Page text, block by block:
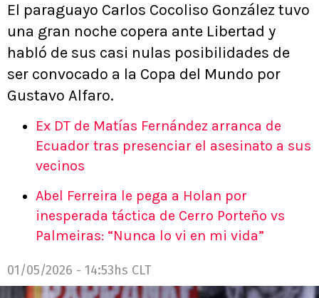
El paraguayo Carlos Cocoliso González tuvo
una gran noche copera ante Libertad y
habló de sus casi nulas posibilidades de
ser convocado a la Copa del Mundo por
Gustavo Alfaro.
Ex DT de Matías Fernández arranca de
Ecuador tras presenciar el asesinato a sus
vecinos
Abel Ferreira le pega a Holan por
inesperada táctica de Cerro Porteño vs
Palmeiras: “Nunca lo vi en mi vida”
01/05/2026 - 14:53hs CLT